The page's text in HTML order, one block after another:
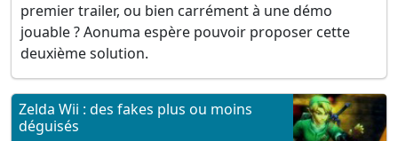
premier trailer, ou bien carrément à une démo
jouable ? Aonuma espère pouvoir proposer cette
deuxième solution.
Zelda Wii : des fakes plus ou moins
déguisés